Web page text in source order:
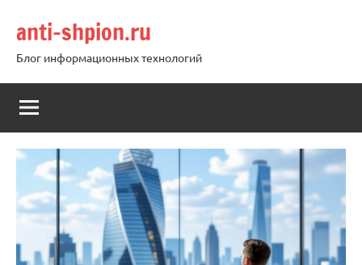
содержимому
anti-shpion.ru
Блог информационных технологий